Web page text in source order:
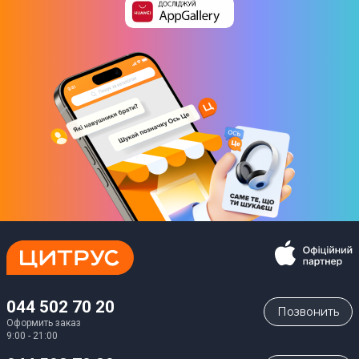
044 502 70 20
Оформить заказ
9:00 - 21:00
Позвонить